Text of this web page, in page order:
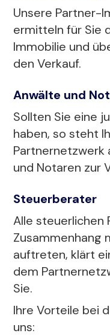
Unsere Partner-
ermitteln für Sie
Immobilie und
den Verkauf.
Anwälte und
Sollten Sie eine
haben, so steht
Partnernetzwerk
und Notaren zur
Steuerberater
Alle steuerlichen
Zusammenhang
auftreten, klärt
dem
Sie.
Ihre Vorteile bei
uns: